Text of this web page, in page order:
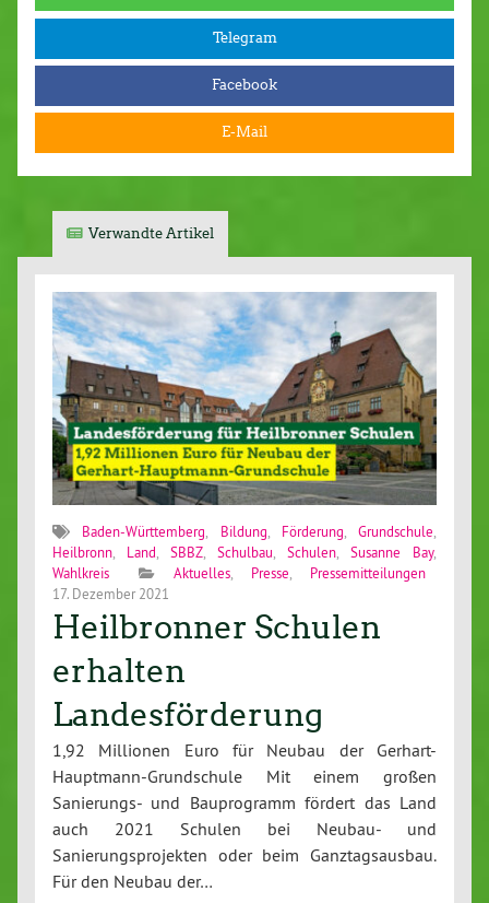
Telegram
Facebook
E-Mail
Verwandte Artikel
Baden-Württemberg Bildung Förderung Grundschule
Heilbronn
Land SBBZ Schulbau Schulen Susanne Bay,
Wahlkreis
Aktuelles, Presse
Pressemitteilungen
17. Dezember 2021
Heilbronner Schulen
erhalten
Landesförderung
1,92 Millionen Euro für Neubau der Gerhart-
Hauptmann-Grundschule Mit einem großen
Sanierungs- und Bauprogramm fördert das Land
auch 2021 Schulen bei Neubau- und
Sanierungsprojekten oder beim Ganztagsausbau.
Für den Neubau der…